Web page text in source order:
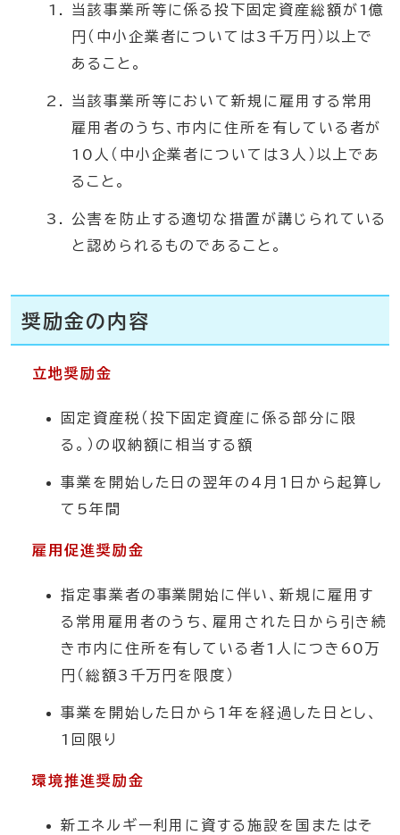
当該事業所等に係る投下固定資産総額が1億
円（中小企業者については3千万円）以上で
あること。
当該事業所等において新規に雇用する常用
雇用者のうち、市内に住所を有している者が
10人（中小企業者については3人）以上であ
ること。
公害を防止する適切な措置が講じられている
と認められるものであること。
奨励金の内容
立地奨励金
固定資産税（投下固定資産に係る部分に限
る。）の収納額に相当する額
事業を開始した日の翌年の4月1日から起算し
て5年間
雇用促進奨励金
指定事業者の事業開始に伴い、新規に雇用す
る常用雇用者のうち、雇用された日から引き続
き市内に住所を有している者1人につき60万
円（総額3千万円を限度）
事業を開始した日から1年を経過した日とし、
1回限り
環境推進奨励金
新エネルギー利用に資する施設を国またはそ